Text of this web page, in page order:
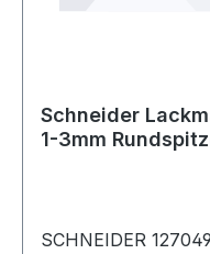
Schneider
1-3mm
SCHNEIDER